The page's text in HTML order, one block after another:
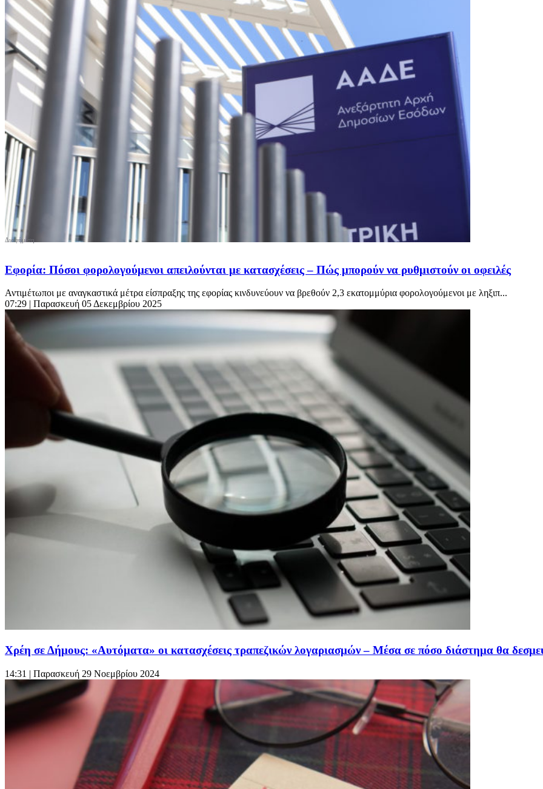
Εφορία: Πόσοι φορολογούμενοι απειλούνται με κατασχέσεις – Πώς μπορούν να ρυθμιστούν οι οφειλές
Αντιμέτωποι με αναγκαστικά μέτρα είσπραξης της εφορίας κινδυνεύουν να βρεθούν 2,3 εκατομμύρια φορολογούμενοι με ληξιπ...
07:29 | Παρασκευή 05 Δεκεμβρίου 2025
Χρέη σε Δήμους: «Αυτόματα» οι κατασχέσεις τραπεζικών λογαριασμών – Μέσα σε πόσο διάστημα θα
14:31 | Παρασκευή 29 Νοεμβρίου 2024